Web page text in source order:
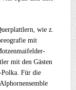
wie z.
mit
mit den Gästen
Für die